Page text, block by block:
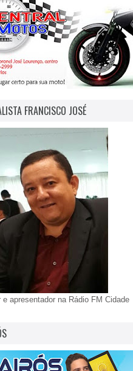
FRANCISCO JOSÉ
e apresentador na Rádio FM Cidade